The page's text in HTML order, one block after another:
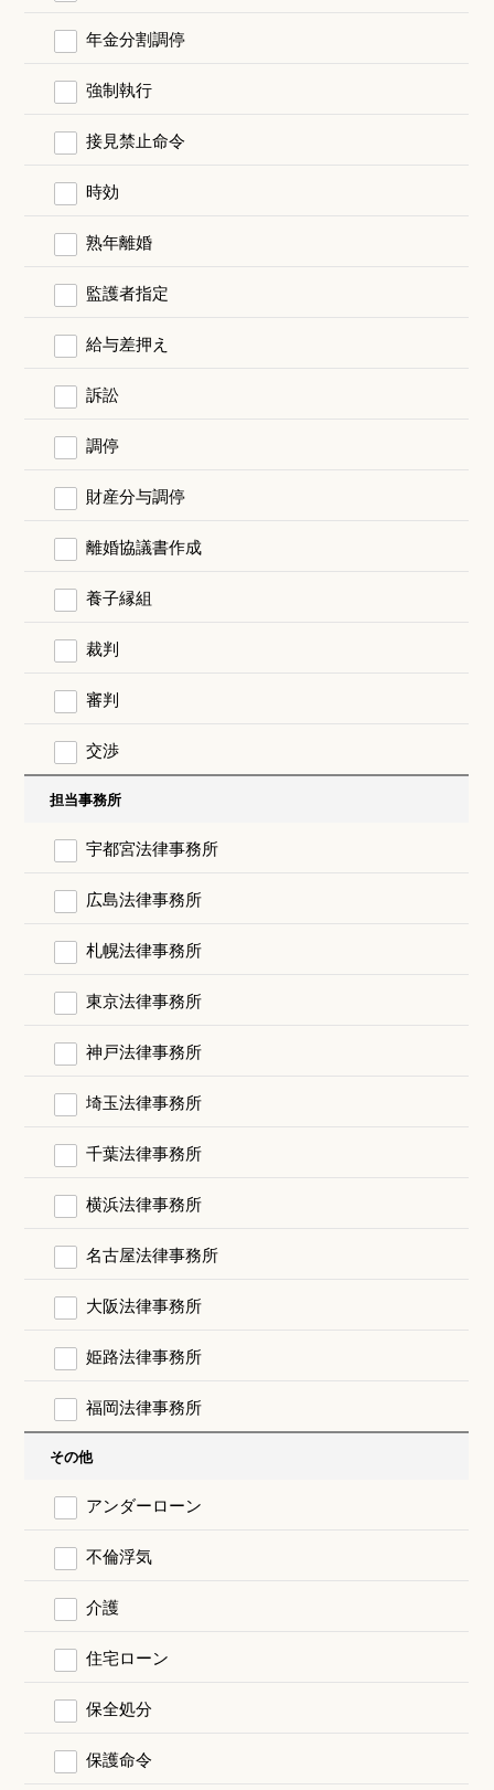
年金分割調停
強制執行
接見禁止命令
時効
熟年離婚
監護者指定
給与差押え
訴訟
調停
財産分与調停
離婚協議書作成
養子縁組
裁判
審判
交渉
担当事務所
宇都宮法律事務所
広島法律事務所
札幌法律事務所
東京法律事務所
神戸法律事務所
埼玉法律事務所
千葉法律事務所
横浜法律事務所
名古屋法律事務所
大阪法律事務所
姫路法律事務所
福岡法律事務所
その他
アンダーローン
不倫浮気
介護
住宅ローン
保全処分
保護命令